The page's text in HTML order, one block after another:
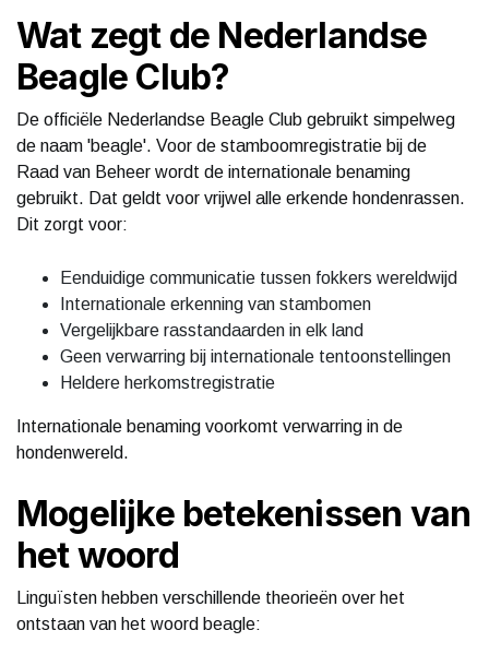
Wat zegt de Nederlandse
Beagle Club?
De officiële Nederlandse Beagle Club gebruikt simpelweg
de naam 'beagle'. Voor de stamboomregistratie bij de
Raad van Beheer wordt de internationale benaming
gebruikt. Dat geldt voor vrijwel alle erkende hondenrassen.
Dit zorgt voor:
Eenduidige communicatie tussen fokkers wereldwijd
Internationale erkenning van stambomen
Vergelijkbare rasstandaarden in elk land
Geen verwarring bij internationale tentoonstellingen
Heldere herkomstregistratie
Internationale benaming voorkomt verwarring in de
hondenwereld.
Mogelijke betekenissen van
het woord
Linguïsten hebben verschillende theorieën over het
ontstaan van het woord beagle: